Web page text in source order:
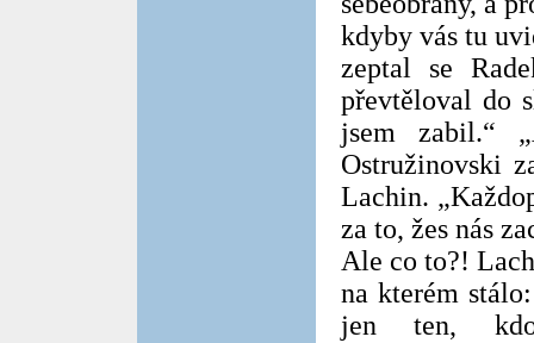
kdyby vás tu
zeptal se
převtěloval do
jsem zabil.“
Ostružinovski
Lachin.
za to, žes nás
Ale co to?!
na kterém
jen ten,